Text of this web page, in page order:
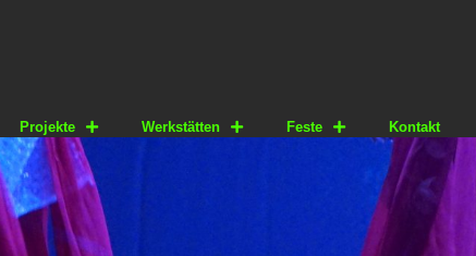
Projekte Werkstätten Feste Kontakt